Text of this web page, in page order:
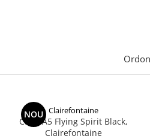
NOU Clairefontaine
Caiet A5 Flying Spirit Black,
Clairefontaine